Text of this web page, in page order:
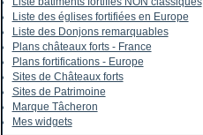
Liste des églises fortifiées en Europe
Liste des Donjons remarquables
Plans châteaux forts - France
Plans fortifications - Europe
Sites de Châteaux forts
Sites de Patrimoine
Marque Tâcheron
Mes widgets